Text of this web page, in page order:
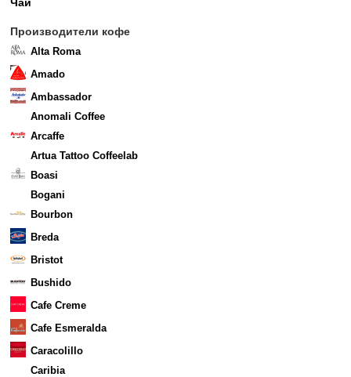
Производители кофе
Alta Roma
Amado
Ambassador
Anomali Coffee
Arcaffe
Artua Tattoo Coffeelab
Boasi
Bogani
Bourbon
Breda
Bristot
Bushido
Cafe Creme
Cafe Esmeralda
Caracolillo
Caribia